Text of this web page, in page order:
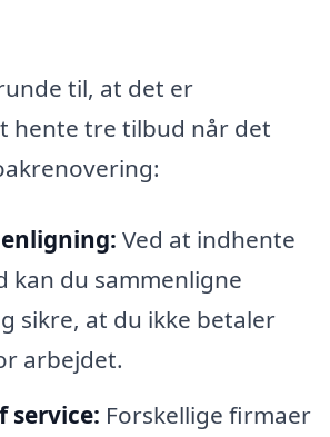
til, at det er
hente tre tilbud når det
Ved at indhente
kan du sammenligne
sikre, at du ikke betaler
arbejdet.
service: Forskellige firmaer